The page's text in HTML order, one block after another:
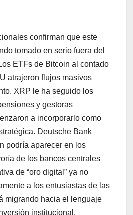
confirman que este
tomado en serio fuera del
ETFs de Bitcoin al contado
atrajeron flujos masivos
XRP le ha seguido los
y gestoras
a incorporarlo como
Deutsche Bank
podría aparecer en los
de los bancos centrales
de “oro digital” ya no
a los entusiastas de las
migrando hacia el lenguaje
institucional.